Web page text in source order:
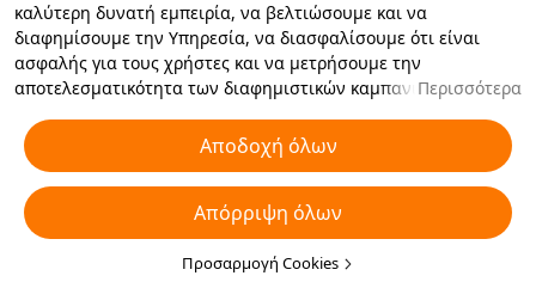
καλύτερη δυνατή εμπειρία, να βελτιώσουμε και να
διαφημίσουμε την Υπηρεσία, να διασφαλίσουμε ότι είναι
ασφαλής για τους χρήστες και να μετρήσουμε την
αποτελεσματικότητα των διαφημιστικών καμπανιών. Εάν
συνεργάτες με τους οποίους συνεργαζόμαστε να αποθηκεύουν
cookies και παρόμοιες τεχνολογίες στη συσκευή σας για
διαφημιστικούς σκοπούς. Μπορείτε επίσης να κάνετε
"Απόρριψη όλων" για τα μη απαραίτητα cookie ή να επιλέξετε
ποιους τύπους cookies θέλετε να αποδεχτείτε ή να
απενεργοποιήσετε κάνοντας κλικ στην επιλογή "Προσαρμογή
Περισσότερα
Αποδοχή όλων
Απόρριψη όλων
Προσαρμογή Cookies